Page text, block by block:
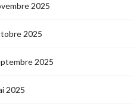
2025
2025
2025
2025